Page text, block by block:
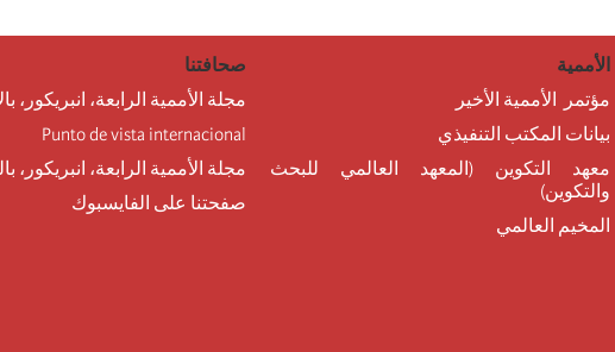
صحافتنا
مجلة الأممية الرابعة، انبريكور،
Punto de vista internacional
مجلة الأممية الرابعة، انبريكور،
صفحتنا على الفايسبوك
الأممية
مؤتمر الأممية الأخير
بيانات المكتب التنفيذي
معهد التكوين (المعهد العالمي للبحث
والتكوين)
المخيم العالمي